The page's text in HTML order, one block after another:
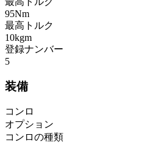
95Nm
最高トルク
10kgm
登録ナンバー
5
装備
コンロ
オプション
コンロの種類